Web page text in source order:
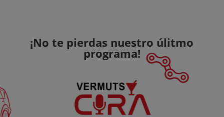
¡No te pierdas nuestro úlitmo
programa!